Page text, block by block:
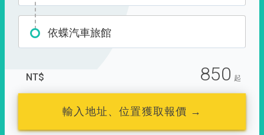
依蝶汽車旅館
NT$ 850 起
輸入地址、位置獲取報價 →